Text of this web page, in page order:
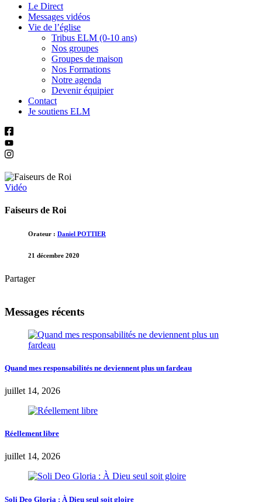
Le Direct
Messages vidéos
Vie de l’église
Tribus ELM (0-10 ans)
Nos groupes
Groupes de maison
Nos Formations
Notre agenda
Devenir équipier
Contact
Je soutiens ELM
Vidéo
Faiseurs de Roi
Orateur : Daniel POTTIER
21 décembre 2020
Partager
Messages récents
Quand mes responsabilités ne deviennent plus un fardeau
juillet 14, 2026
Réellement libre
juillet 14, 2026
Soli Deo Gloria : À Dieu seul soit gloire